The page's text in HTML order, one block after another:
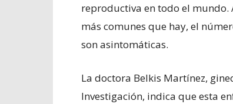
reproductiva en todo el mundo.
más comunes que hay, el
son asintomáticas.
La doctora Belkis Martínez,
Investigación, indica que esta